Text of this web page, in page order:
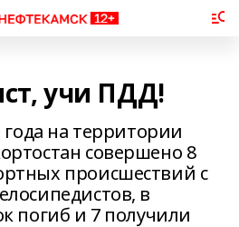
учи ПДД!
года на территории
совершено 8
происшествий с
в
погиб и 7 получили